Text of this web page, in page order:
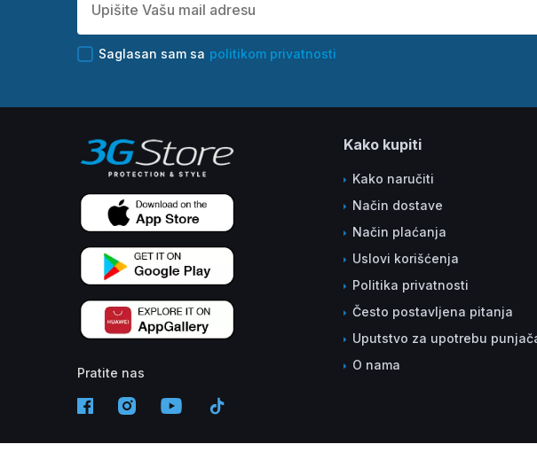
Saglasan sam sa politikom privatnosti
Pratite nas
Kako kupiti
Kako naručiti
Način dostave
Način plaćanja
Uslovi korišćenja
Politika privatnosti
Često postavljena pitanja
Uputstvo za upotrebu
O nama